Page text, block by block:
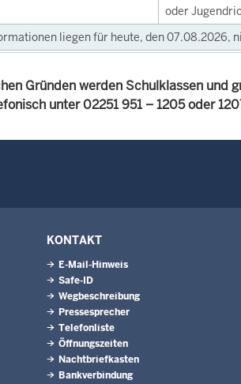
oder
liegen für heute, den 07.08.2026,
Gründen werden Schulklassen und
unter 02251 951 – 1205 oder
KONTAKT
E-Mail-Hinweis
Safe-ID
Wegbeschreibung
Pressesprecher
Telefonliste
Öffnungszeiten
Nachtbriefkasten
Bankverbindung